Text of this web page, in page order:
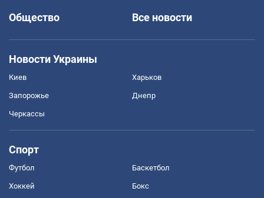
Общество
Все новости
Новости Украины
Киев Харьков
Запорожье Днепр
Черкассы
Спорт
Футбол Баскетбол
Хоккей Бокс